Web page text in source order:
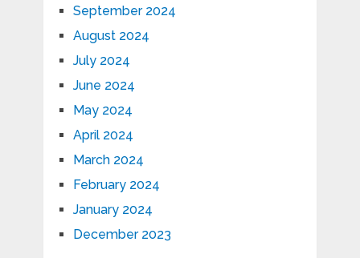
September 2024
August 2024
July 2024
June 2024
May 2024
April 2024
March 2024
February 2024
January 2024
December 2023